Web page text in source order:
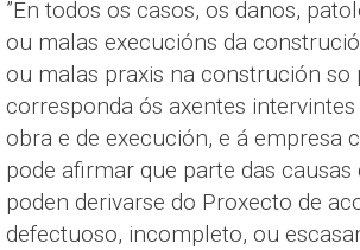
”En todos os casos, os danos,
ou malas execucións da
ou malas praxis na construción
corresponda ós axentes
obra e de execución, e á empresa
pode afirmar que parte das
poden derivarse do Proxecto de
defectuoso, incompleto, ou